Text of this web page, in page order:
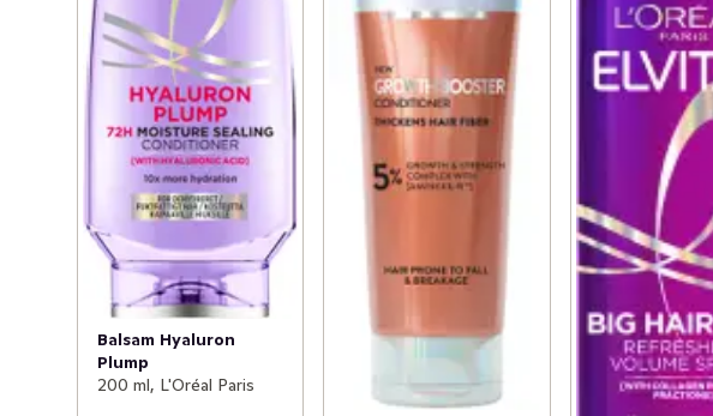
Balsam Hyaluron
Plump
200 ml, L'Oréal Paris